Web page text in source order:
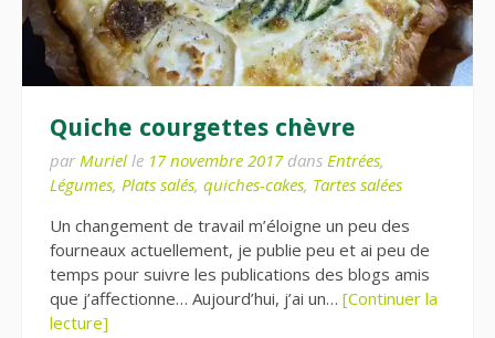
Quiche courgettes chèvre
par Muriel le 17 novembre 2017dans Entrées,
Légumes, Plats salés, quiches-cakes, Tartes salées
Un changement de travail m’éloigne un peu des
fourneaux actuellement, je publie peu et ai peu de
temps pour suivre les publications des blogs amis
que j’affectionne… Aujourd’hui, j’ai un… [Continuer la
lecture]